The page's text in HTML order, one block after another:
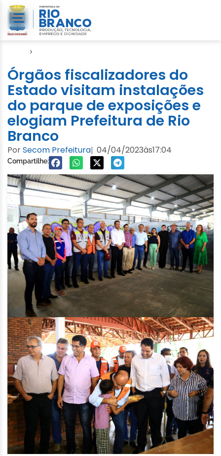
›
Órgãos fiscalizadores do
Estado visitam instalações
do parque de exposições e
elogiam Prefeitura de Rio
Branco
PorSecom Prefeitura| 04/04/2023às17:04
Compartilhe: